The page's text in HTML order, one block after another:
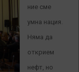
ние сме
умна нация.
Няма да
открием
нефт, но